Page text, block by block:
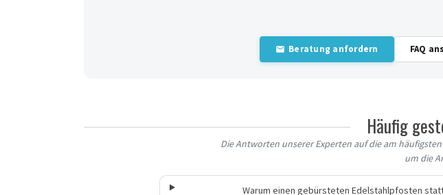
Beratung anfordern FAQ
Häufig
Die Antworten unserer Experten auf die am
um die
Warum einen gebürsteten Edelstahlpfosten